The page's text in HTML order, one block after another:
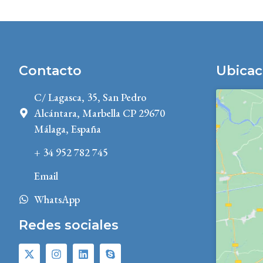
Contacto
C/ Lagasca, 35, San Pedro
Alcántara, Marbella CP 29670
Málaga, España
+ 34 952 782 745
Email
WhatsApp
Redes sociales